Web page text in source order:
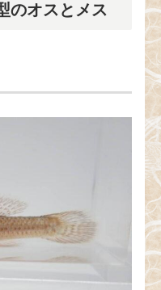
のオスとメス